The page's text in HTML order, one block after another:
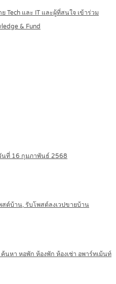
Tech และ IT และผู้ที่สนใจ เข้าร่วม
& Fund
นที่ 16 กุมภาพันธ์ 2568
ต์บ้าน, รับโพสต์ลงเวปขายบ้าน
นหา หอพัก ห้องพัก ห้องเช่า อพาร์ทเม้นท์